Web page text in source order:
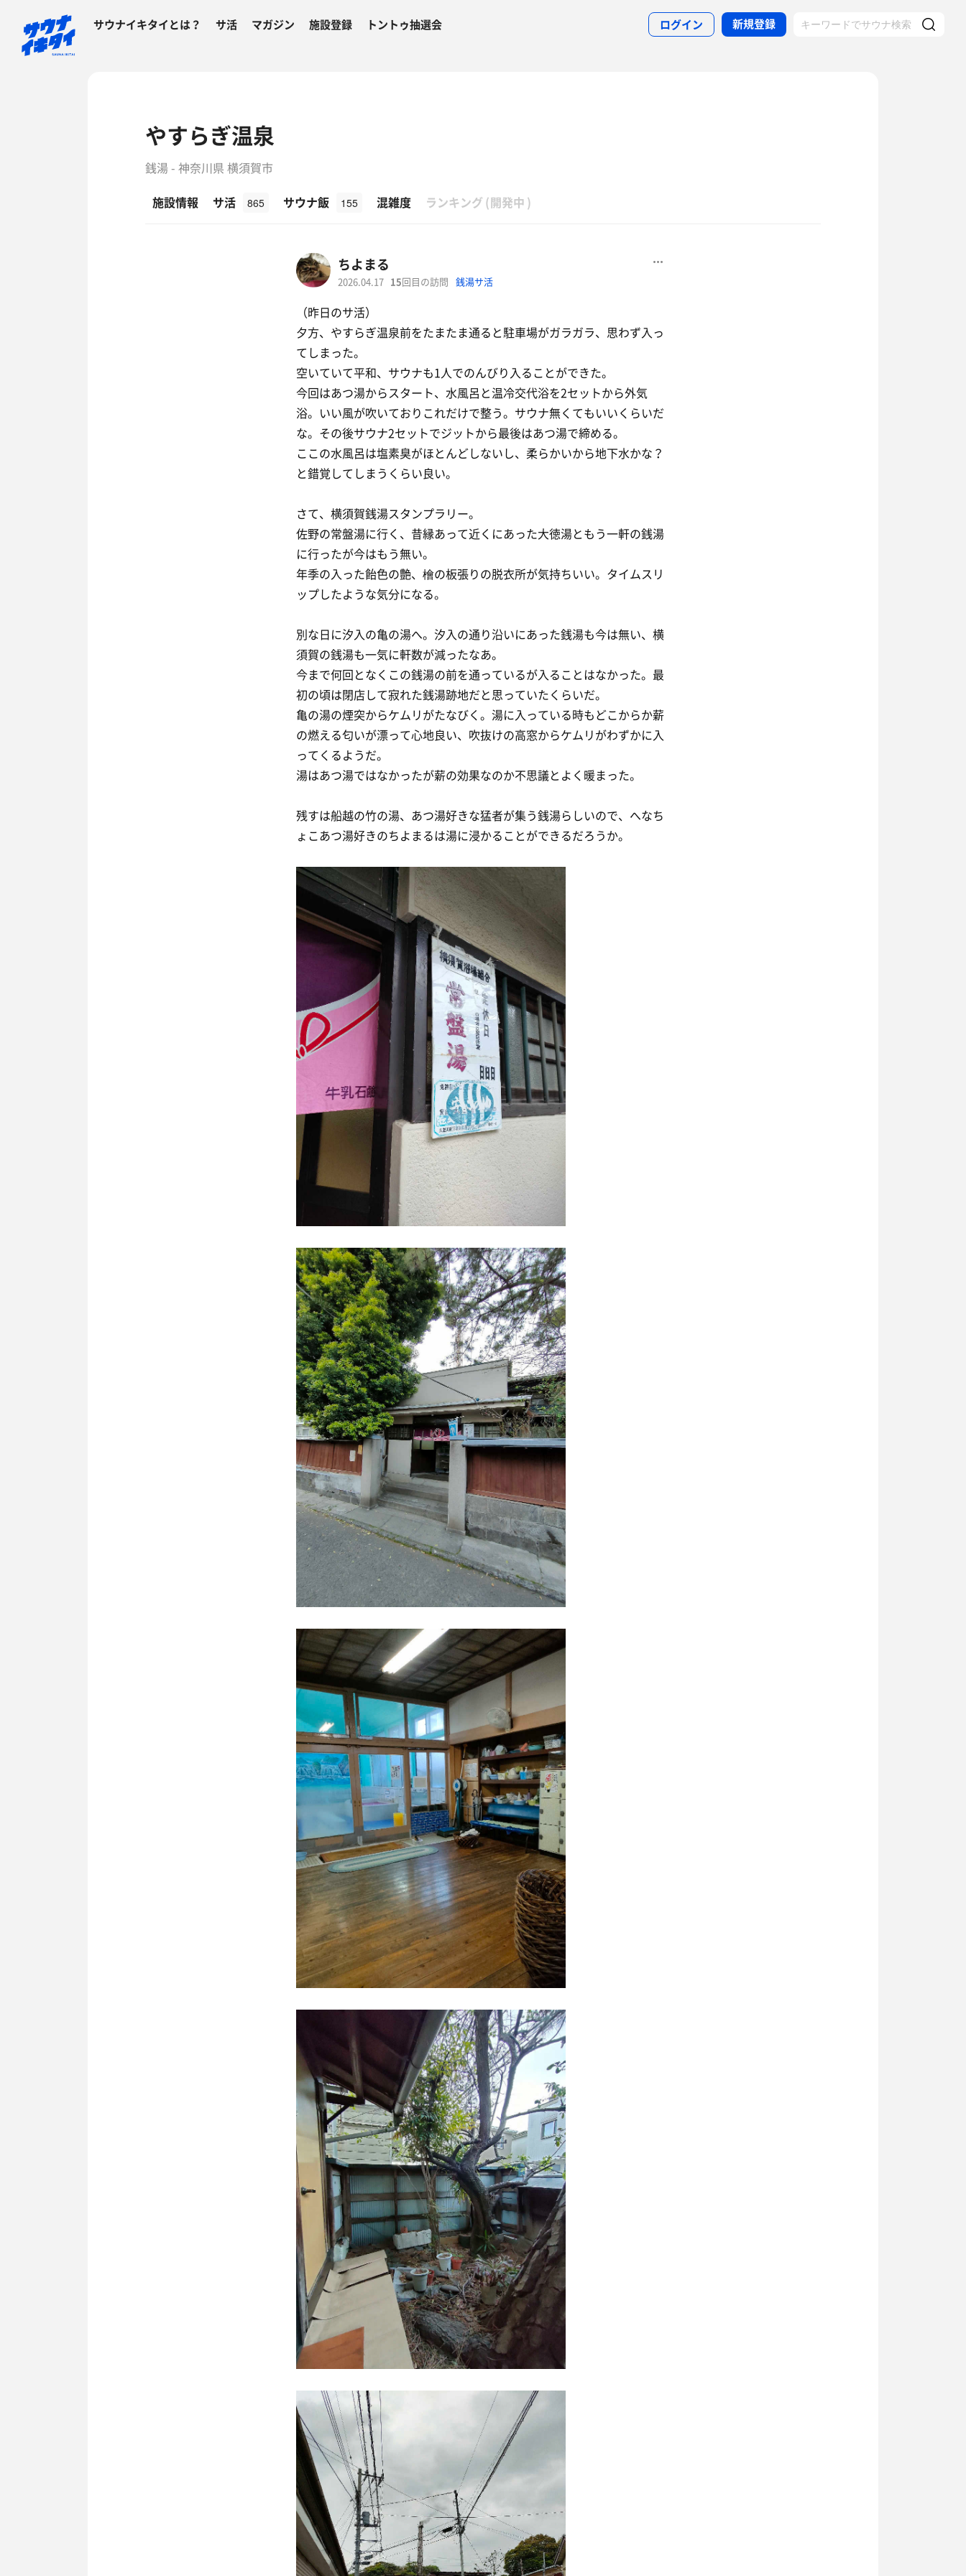
サウナイキタイとは？ サ活 マガジン 施設登録 トントゥ抽選会 ログイン 新規登録
やすらぎ温泉
銭湯 - 神奈川県 横須賀市
施設情報
サ活 865 サウナ飯 155 混雑度 ランキング (開発中 )
ちよまる
2026.04.17 15回目の訪問 銭湯サ活
（昨日のサ活）
夕方、やすらぎ温泉前をたまたま通ると駐車場がガラガラ、思わず入っ
てしまった。
空いていて平和、サウナも1人でのんびり入ることができた。
今回はあつ湯からスタート、水風呂と温冷交代浴を2セットから外気
浴。いい風が吹いておりこれだけで整う。サウナ無くてもいいくらいだ
な。その後サウナ2セットでジットから最後はあつ湯で締める。
ここの水風呂は塩素臭がほとんどしないし、柔らかいから地下水かな？
と錯覚してしまうくらい良い。
さて、横須賀銭湯スタンプラリー。
佐野の常盤湯に行く、昔縁あって近くにあった大徳湯ともう一軒の銭湯
に行ったが今はもう無い。
年季の入った飴色の艶、檜の板張りの脱衣所が気持ちいい。タイムスリ
ップしたような気分になる。
別な日に汐入の亀の湯へ。汐入の通り沿いにあった銭湯も今は無い、横
須賀の銭湯も一気に軒数が減ったなあ。
今まで何回となくこの銭湯の前を通っているが入ることはなかった。最
初の頃は閉店して寂れた銭湯跡地だと思っていたくらいだ。
亀の湯の煙突からケムリがたなびく。湯に入っている時もどこからか薪
の燃える匂いが漂って心地良い、吹抜けの高窓からケムリがわずかに入
ってくるようだ。
湯はあつ湯ではなかったが薪の効果なのか不思議とよく暖まった。
残すは船越の竹の湯、あつ湯好きな猛者が集う銭湯らしいので、へなち
ょこあつ湯好きのちよまるは湯に浸かることができるだろうか。